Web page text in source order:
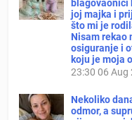
blagovaonici
joj majka i
što mi je
Nisam rekao
osiguranje i
koju je moja
23:30 06 Aug
Nekoliko
odmor, a